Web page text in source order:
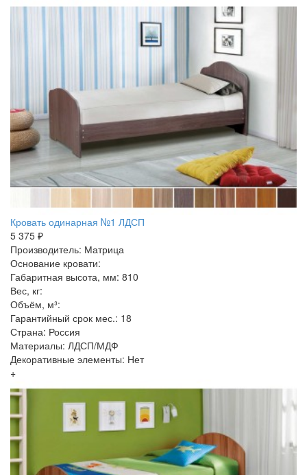
Кровать одинарная №1 ЛДСП
5 375 ₽
Производитель: Матрица
Основание кровати:
Габаритная высота, мм: 810
Вес, кг:
Объём, м³:
Гарантийный срок мес.: 18
Страна: Россия
Материалы: ЛДСП/МДФ
Декоративные элементы: Нет
+